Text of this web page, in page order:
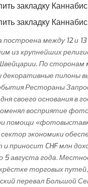
закладку
закладку
построена между 12 и
из крупнейших
По сторонам
декоративные пилоны
Рестораны
своего основания в
восприятие
помощи
экономики
и приносит CHF млн
5 августа года.
торговых
перевал Большой